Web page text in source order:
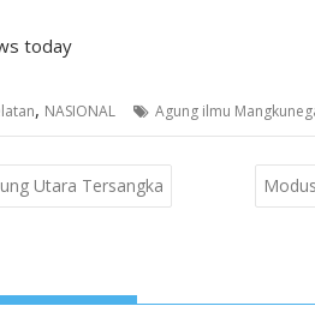
today
, NASIONAL Agung ilmu
Utara Tersangka